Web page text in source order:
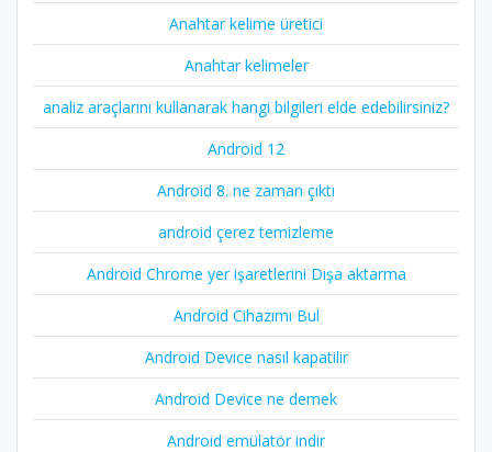
Anahtar kelime üretici
Anahtar kelimeler
analiz araçlarını kullanarak hangi bilgileri elde edebilirsiniz?
Android 12
Android 8. ne zaman çıktı
android çerez temizleme
Android Chrome yer işaretlerini Dışa aktarma
Android Cihazımı Bul
Android Device nasıl kapatilir
Android Device ne demek
Android emülatör indir